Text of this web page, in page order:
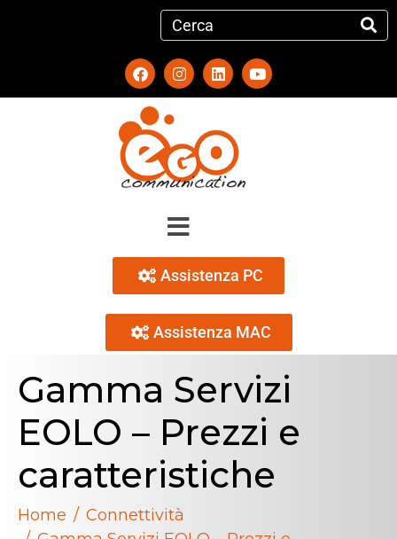
Assistenza PC
Assistenza MAC
Gamma Servizi
EOLO – Prezzi e
caratteristiche
Home
Connettività